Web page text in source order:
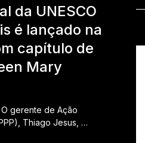
da UNESCO
é lançado na
capítulo de
Mary
gerente de Ação
Thiago Jesus, …